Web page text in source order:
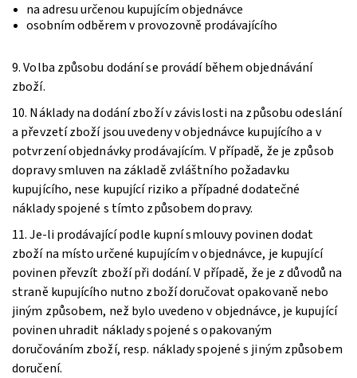
na adresu určenou kupujícím objednávce
osobním odběrem v provozovně prodávajícího
9. Volba způsobu dodání se provádí během objednávání
zboží.
10. Náklady na dodání zboží v závislosti na způsobu odeslání
a převzetí zboží jsou uvedeny v objednávce kupujícího a v
potvrzení objednávky prodávajícím. V případě, že je způsob
dopravy smluven na základě zvláštního požadavku
kupujícího, nese kupující riziko a případné dodatečné
náklady spojené s tímto způsobem dopravy.
11. Je-li prodávající podle kupní smlouvy povinen dodat
zboží na místo určené kupujícím v objednávce, je kupující
povinen převzít zboží při dodání. V případě, že je z důvodů na
straně kupujícího nutno zboží doručovat opakovaně nebo
jiným způsobem, než bylo uvedeno v objednávce, je kupující
povinen uhradit náklady spojené s opakovaným
doručováním zboží, resp. náklady spojené s jiným způsobem
doručení.